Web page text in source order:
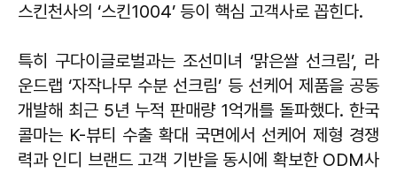
스킨천사의 ‘스킨1004’ 등이 핵심 고객사로 꼽힌다.
특히 구다이글로벌과는 조선미녀 ‘맑은쌀 선크림’, 라
운드랩 ‘자작나무 수분 선크림’ 등 선케어 제품을 공동
개발해 최근 5년 누적 판매량 1억개를 돌파했다. 한국
콜마는 K-뷰티 수출 확대 국면에서 선케어 제형 경쟁
력과 인디 브랜드 고객 기반을 동시에 확보한 ODM사